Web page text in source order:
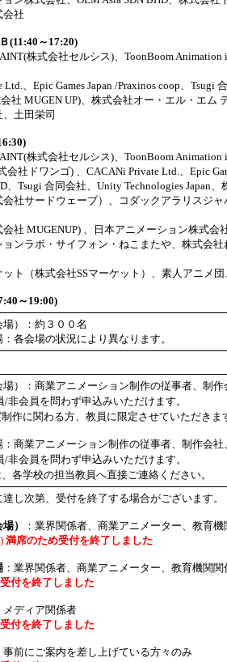
会社
(11:40～17:20)
株式会社セルシス)、ToonBoom
、Epic Games Japan /Praxinos coop、Tsugi
社 MUGEN UP)、株式会社オー・エル・エム
土田栄司
株式会社セルシス)、ToonBoom Animation
会社ドワンゴ) 、CACANi Private Ltd.、Epic
、Tsugi 合同会社、Unity Technologies Japan、
会社サードウェーブ）、コダックアラリスジ
会社 MUGENUP) 、日本アニメーション株式会
ンラボ・サイフォン・ねこまたや、株式会社
ット（株式会社SSマーケット）、素人アニメ
～19:00)
）：約３００名
各会場の状況により異なります。
）：商業アニメーション制作の従事者、制
会員を問わず申込みいただけます。
作に関わる方、教員に限定させていただきま
商業アニメーション制作の従事者、制作会
会員を問わず申込みいただけます。
各学校の担当教員へ直接ご連絡ください。
し次第、受付を終了する場合がございます。
）
：業界関係者、商業アニメーター、教育
満席のため受付を終了しました
：業界関係者、商業アニメーター、教育機関関
受付を終了しました
メディア関係者
受付を終了しました
事前にご案内を差し上げている方々のみ